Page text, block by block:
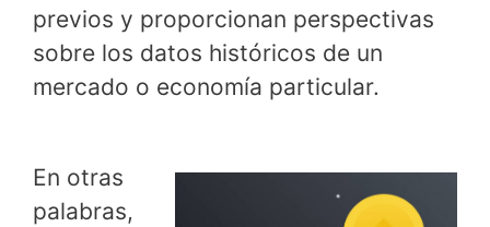
previos y proporcionan perspectivas
sobre los datos históricos de un
mercado o economía particular.
En otras
palabras,